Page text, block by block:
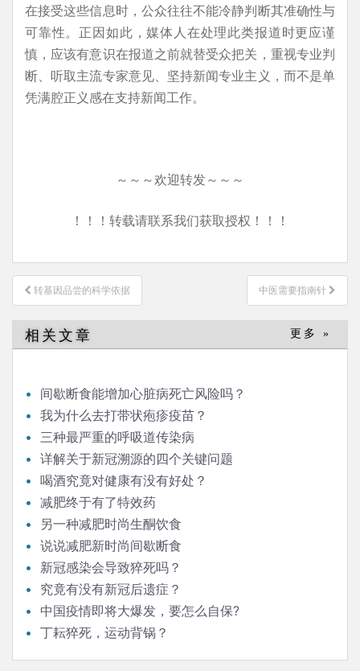
在接受这些信息时，公众往往不能冷静判断其准确性与
可靠性。正因如此，媒体人在处理此类报道时更应谨
慎，应该有意识在报道之前就替受众把关，重视专业判
断、听取主流专家意见、坚持新闻专业主义，而不是单
凭满腔正义感在支持新闻工作。
～～～欢迎转发～～～
！！！转载请联系我们获取授权！！！
文
章
导
航
转基因品尝的科学依据 中医需要指南针
相关文章 更多 »
间歇断食能增加心脏病死亡风险吗？
我为什么去打带状疱疹疫苗？
三种最严重的呼吸道传染病
详解关于新冠溯源的四个关键问题
喝酒究竟对健康有没有好处？
减肥终于有了特效药
另一种减肥时尚生酮饮食
说说减肥新时尚间歇断食
新冠感染会导致猝死吗？
究竟有没有新冠后遗症？
中国疫情即将大爆发，要怎么自保?
丁耘猝死，运动背锅？